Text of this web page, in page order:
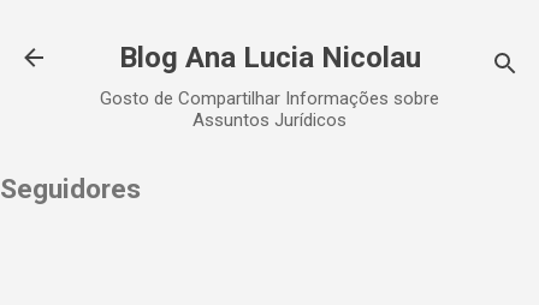
Blog Ana Lucia Nicolau
Gosto de Compartilhar Informações sobre
Assuntos Jurídicos
Seguidores